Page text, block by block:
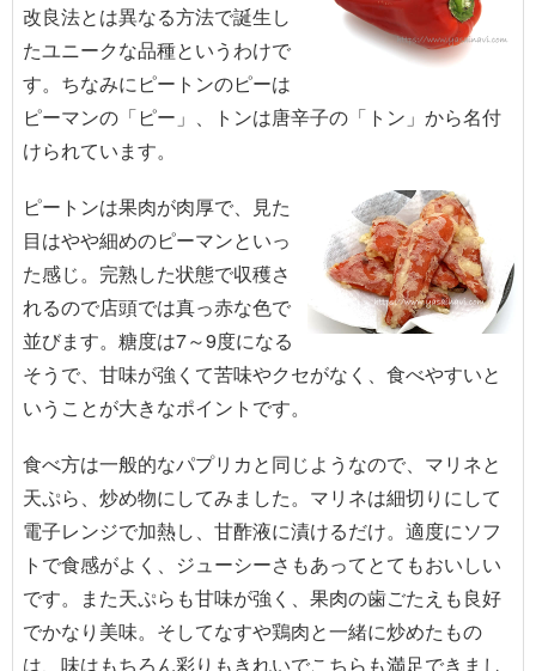
改良法とは異なる方法で誕生し
たユニークな品種というわけで
す。ちなみにピートンのピーは
ピーマンの「ピー」、トンは唐辛子の「トン」から名付
けられています。
ピートンは果肉が肉厚で、見た
目はやや細めのピーマンといっ
た感じ。完熟した状態で収穫さ
れるので店頭では真っ赤な色で
並びます。糖度は7～9度になる
そうで、甘味が強くて苦味やクセがなく、食べやすいと
いうことが大きなポイントです。
食べ方は一般的なパプリカと同じようなので、マリネと
天ぷら、炒め物にしてみました。マリネは細切りにして
電子レンジで加熱し、甘酢液に漬けるだけ。適度にソフ
トで食感がよく、ジューシーさもあってとてもおいしい
です。また天ぷらも甘味が強く、果肉の歯ごたえも良好
でかなり美味。そしてなすや鶏肉と一緒に炒めたもの
は、味はもちろん彩りもきれいでこちらも満足できまし